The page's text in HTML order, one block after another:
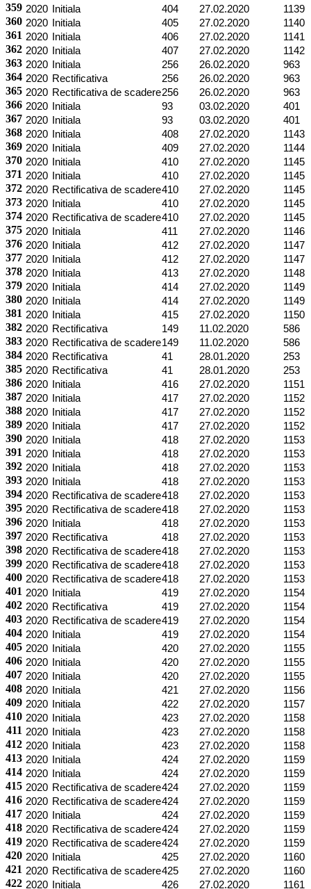
359 2020 Initiala 404 27.02.2020 1139
360 2020 Initiala 405 27.02.2020 1140
361 2020 Initiala 406 27.02.2020 1141
362 2020 Initiala 407 27.02.2020 1142
363 2020 Initiala 256 26.02.2020 963
364 2020 Rectificativa 256 26.02.2020 963
365 2020 Rectificativa de scadere256 26.02.2020 963
366 2020 Initiala 93 03.02.2020 401
367 2020 Initiala 93 03.02.2020 401
368 2020 Initiala 408 27.02.2020 1143
369 2020 Initiala 409 27.02.2020 1144
370 2020 Initiala 410 27.02.2020 1145
371 2020 Initiala 410 27.02.2020 1145
372 2020 Rectificativa de scadere410 27.02.2020 1145
373 2020 Initiala 410 27.02.2020 1145
374 2020 Rectificativa de scadere410 27.02.2020 1145
375 2020 Initiala 411 27.02.2020 1146
376 2020 Initiala 412 27.02.2020 1147
377 2020 Initiala 412 27.02.2020 1147
378 2020 Initiala 413 27.02.2020 1148
379 2020 Initiala 414 27.02.2020 1149
380 2020 Initiala 414 27.02.2020 1149
381 2020 Initiala 415 27.02.2020 1150
382 2020 Rectificativa 149 11.02.2020 586
383 2020 Rectificativa de scadere149 11.02.2020 586
384 2020 Rectificativa 41 28.01.2020 253
385 2020 Rectificativa 41 28.01.2020 253
386 2020 Initiala 416 27.02.2020 1151
387 2020 Initiala 417 27.02.2020 1152
388 2020 Initiala 417 27.02.2020 1152
389 2020 Initiala 417 27.02.2020 1152
390 2020 Initiala 418 27.02.2020 1153
391 2020 Initiala 418 27.02.2020 1153
392 2020 Initiala 418 27.02.2020 1153
393 2020 Initiala 418 27.02.2020 1153
394 2020 Rectificativa de scadere418 27.02.2020 1153
395 2020 Rectificativa de scadere418 27.02.2020 1153
396 2020 Initiala 418 27.02.2020 1153
397 2020 Rectificativa 418 27.02.2020 1153
398 2020 Rectificativa de scadere418 27.02.2020 1153
399 2020 Rectificativa de scadere418 27.02.2020 1153
400 2020 Rectificativa de scadere418 27.02.2020 1153
401 2020 Initiala 419 27.02.2020 1154
402 2020 Rectificativa 419 27.02.2020 1154
403 2020 Rectificativa de scadere419 27.02.2020 1154
404 2020 Initiala 419 27.02.2020 1154
405 2020 Initiala 420 27.02.2020 1155
406 2020 Initiala 420 27.02.2020 1155
407 2020 Initiala 420 27.02.2020 1155
408 2020 Initiala 421 27.02.2020 1156
409 2020 Initiala 422 27.02.2020 1157
410 2020 Initiala 423 27.02.2020 1158
411 2020 Initiala 423 27.02.2020 1158
412 2020 Initiala 423 27.02.2020 1158
413 2020 Initiala 424 27.02.2020 1159
414 2020 Initiala 424 27.02.2020 1159
415 2020 Rectificativa de scadere424 27.02.2020 1159
416 2020 Rectificativa de scadere424 27.02.2020 1159
417 2020 Initiala 424 27.02.2020 1159
418 2020 Rectificativa de scadere424 27.02.2020 1159
419 2020 Rectificativa de scadere424 27.02.2020 1159
420 2020 Initiala 425 27.02.2020 1160
421 2020 Rectificativa de scadere425 27.02.2020 1160
422 2020 Initiala 426 27.02.2020 1161